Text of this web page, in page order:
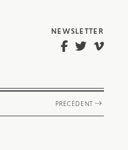
NEWSLETTER
PRÉCÉDENT